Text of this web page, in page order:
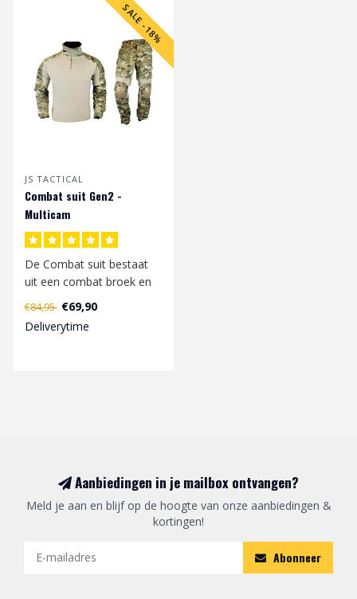
SALE -18%
JS TACTICAL
Combat suit Gen2 -
Multicam
De Combat suit bestaat
uit een combat broek en
Het combat shirt is g..
€84,95 €69,90
Deliverytime
Aanbiedingen in je mailbox ontvangen?
Meld je aan en blijf op de hoogte van onze aanbiedingen &
kortingen!
Abonneer